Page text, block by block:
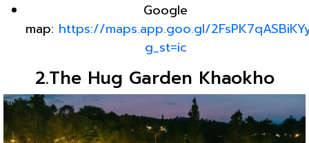
Google
map: https://maps.app.goo.gl/
g_st=ic
2.The Hug Garden Khaokho